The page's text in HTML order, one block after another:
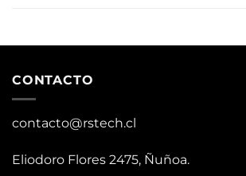
CONTACTO
contacto@rstech.cl
Eliodoro Flores 2475, Ñuñoa.